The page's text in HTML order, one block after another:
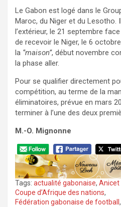
Le Gabon est logé dans le
Maroc, du Niger et du Lesotho.
l’extérieur, le 21 septembre
de recevoir le Niger, le 6
la ‘’maison’’, début novembre
la phase aller.
Pour se qualifier directement
compétition, au terme de la
éliminatoires, prévue en mars
terminer à l’une des deux
M.-O. Mignonne
Tags: actualité gabonaise, Anicet
Coupe d’Afrique des nations,
Fédération gabonaise de football ,